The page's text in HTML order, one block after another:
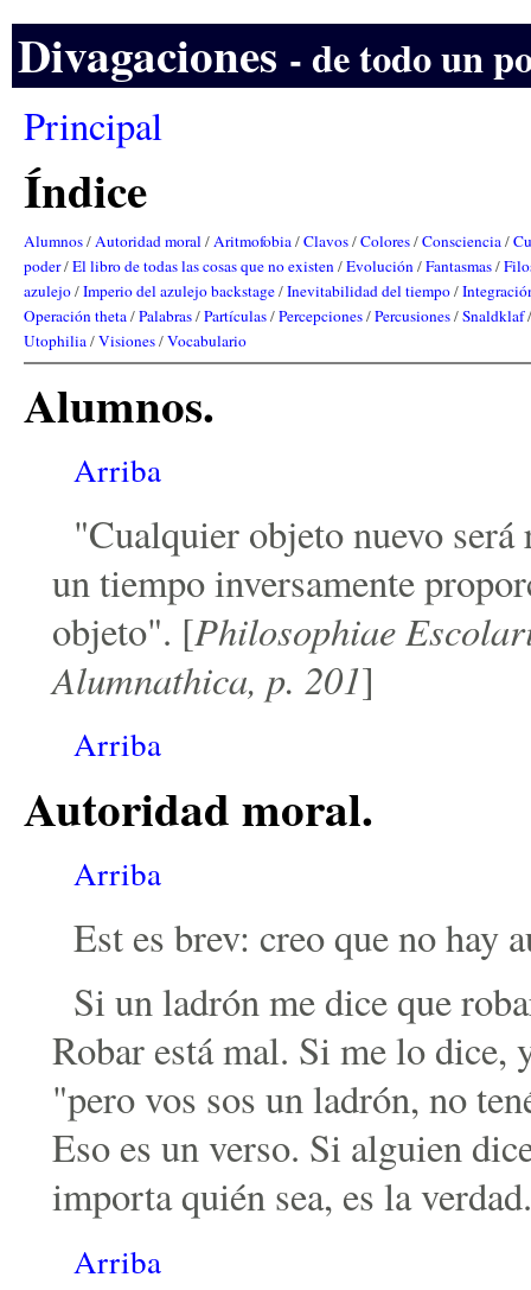
Divagaciones - de todo un
Principal
Índice
Alumnos/Autoridad moral/Aritmofobia/Clavos/Colores/Consciencia/
poder/El libro de todas las cosas que no existen/Evolución/Fantasmas/
azulejo/Imperio del azulejo backstage/Inevitabilidad del tiempo/
Operación theta/Palabras/Partículas/Percepciones/Percusiones/Snaldklaf
Utophilia/Visiones/Vocabulario
Alumnos.
Arriba
"Cualquier objeto nuevo
un tiempo inversamente
objeto". [Philosophiae
Alumnathica, p. 201]
Arriba
Autoridad moral.
Arriba
Est es brev: creo que no hay
Si un ladrón me dice que
Robar está mal. Si me lo dice,
"pero vos sos un ladrón, no
Eso es un verso. Si alguien
importa quién sea, es la verdad.
Arriba